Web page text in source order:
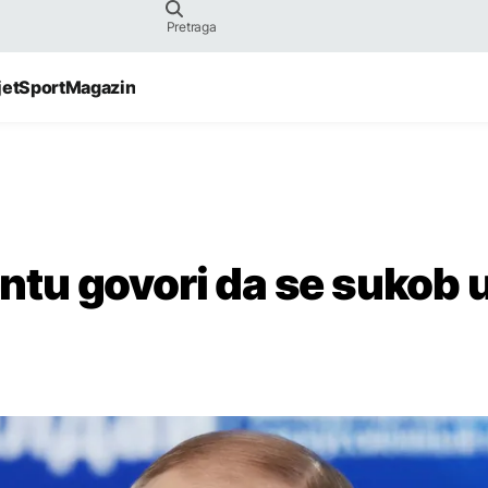
SportMagazin
govori da se sukob